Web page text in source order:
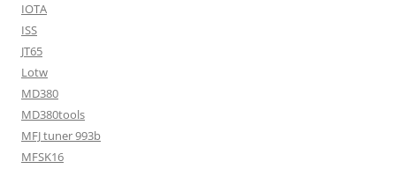
IOTA
ISS
JT65
Lotw
MD380
MD380tools
MFJ tuner 993b
MFSK16